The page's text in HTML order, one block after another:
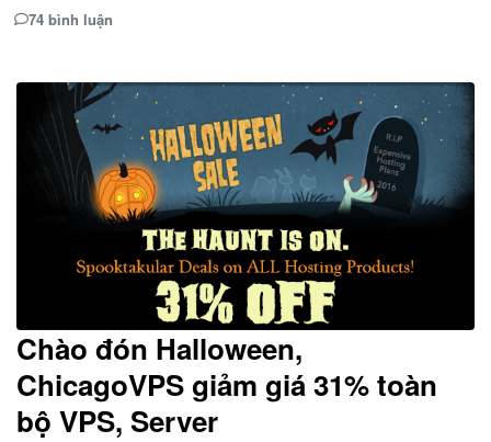
74 bình luận
Chào đón Halloween,
ChicagoVPS giảm giá 31% toàn
bộ VPS, Server